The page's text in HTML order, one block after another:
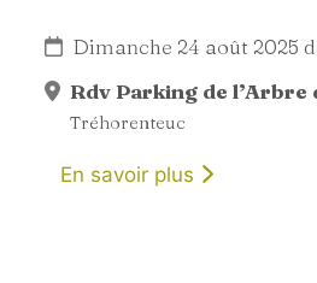
Dimanche 24 août 2025
Rdv Parking de l’Arbre
Tréhorenteuc
En savoir plus